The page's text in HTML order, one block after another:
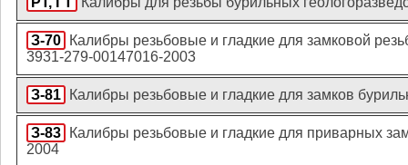
З-70
Калибры резьбовые и гладкие для замковой
3931-279-00147016-2003
З-81 Калибры резьбовые и гладкие для замков
З-83
Калибры резьбовые и гладкие для приварных
2004